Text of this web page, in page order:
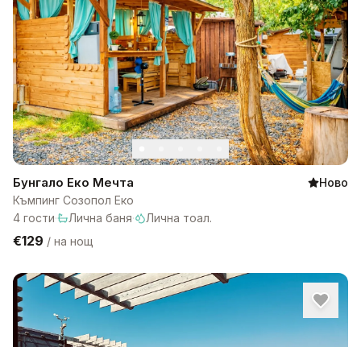
Бунгало Еко Мечта
Ново
Къмпинг Созопол Еко
4 гости· Лична баня· Лична тоал.
€129 / на нощ